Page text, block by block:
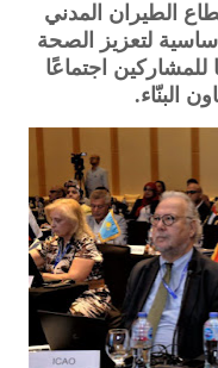
الطيران المدني
لتعزيز الصحة
للمشاركين اجتماعًا
البنّاء.